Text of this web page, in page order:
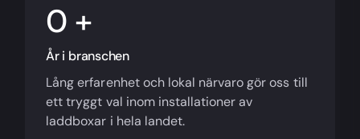
+
År i branschen
Lång erfarenhet och lokal närvaro gör oss till
ett tryggt val inom installationer av
laddboxar i hela landet.